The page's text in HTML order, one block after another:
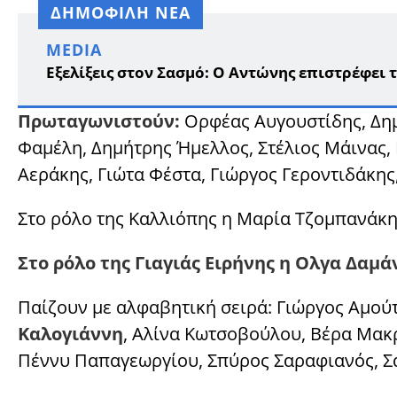
ΔΗΜΟΦΙΛΗ ΝΕΑ
MEDIA
Εξελίξεις στον Σασμό: Ο Αντώνης
Πρωταγωνιστούν: Ορφέας Αυγουστίδης,
Φαμέλη, Δημήτρης Ήμελλος, Στέλιος
Αεράκης, Γιώτα Φέστα, Γιώργος
Στο ρόλο της Καλλιόπης η Μαρία
Στο ρόλο της Γιαγιάς Ειρήνης η Ολγα
Παίζουν με αλφαβητική σειρά: Γιώργος
Καλογιάννη, Αλίνα Κωτσοβούλου, Βέρα
Πέννυ Παπαγεωργίου, Σπύρος Σαραφιανός,